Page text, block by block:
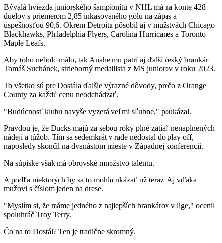
Bývalá hviezda juniorského šampionítu v NHL má na konte 428
duelov s priemerom 2,85 inkasovaného gólu na zápas a
úspešnosťou 90,6. Okrem Detroitu pôsobil aj v mužstvách Chicago
Blackhawks, Philadelphia Flyers, Carolina Hurricanes a Toronto
Maple Leafs.
Aby toho nebolo málo, tak Anaheimu patrí aj ďalší český brankár
Tomáš Suchánek, strieborný medailista z MS juniorov v roku 2023.
To všetko sú pre Dostála ďalšie výrazné dôvody, prečo z Orange
County za každú cenu neodchádzať.
"Budúcnosť klubu navyše vyzerá veľmi sľubne," poukázal.
Pravdou je, že Ducks majú za sebou roky plné zatiaľ nenaplnených
nádejí a túžob. Tím sa sedemkrát v rade nedostal do play off,
naposledy skončil na dvanástom mieste v Západnej konferencii.
Na súpiske však má obrovské množstvo talentu.
A podľa niektorých by sa to mohlo ukázať už teraz. Aj vďaka
mužovi s číslom jeden na drese.
"Myslím si, že máme jedného z najlepších brankárov v lige," ocenil
spoluhráč Troy Terry.
Čo na to Dostál? Ten je tradične skromný.